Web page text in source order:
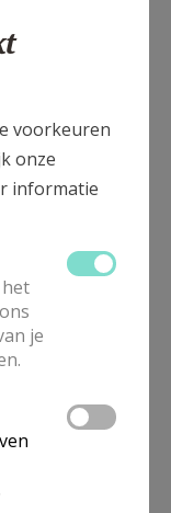
-
3
voorkeuren
onze
informatie
je